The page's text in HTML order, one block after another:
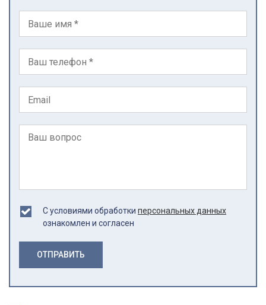
С условиями обработки персональных данных
ознакомлен и согласен
ОТПРАВИТЬ